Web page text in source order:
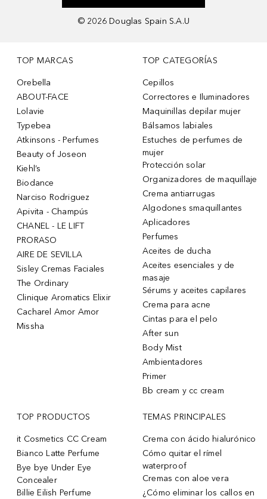
© 2026 Douglas Spain S.A.U
TOP MARCAS
Orebella
ABOUT-FACE
Lolavie
Typebea
Atkinsons - Perfumes
Beauty of Joseon
Kiehl’s
Biodance
Narciso Rodriguez
Apivita - Champús
CHANEL - LE LIFT
PRORASO
AIRE DE SEVILLA
Sisley Cremas Faciales
The Ordinary
Clinique Aromatics Elixir
Cacharel Amor Amor
Missha
TOP CATEGORÍAS
Cepillos
Correctores e Iluminadores
Maquinillas depilar mujer
Bálsamos labiales
Estuches de perfumes de
mujer
Protección solar
Organizadores de maquillaje
Crema antiarrugas
Algodones smaquillantes
Aplicadores
Perfumes
Aceites de ducha
Aceites esenciales y de
masaje
Sérums y aceites capilares
Crema para acne
Cintas para el pelo
After sun
Body Mist
Ambientadores
Primer
Bb cream y cc cream
TOP PRODUCTOS
it Cosmetics CC Cream
Bianco Latte Perfume
Bye bye Under Eye
Concealer
Billie Eilish Perfume
TEMAS PRINCIPALES
Crema con ácido hialurónico
Cómo quitar el rímel
waterproof
Cremas con aloe vera
¿Cómo eliminar los callos en